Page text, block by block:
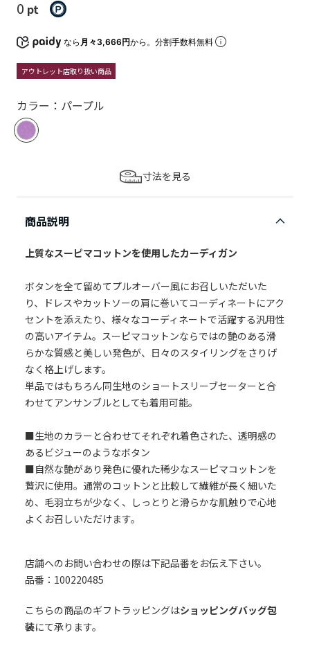
0 pt
なら 月々3,666円から。分割手数料無料
アウトレット店取り扱い商品
カラー：パープル
寸法を見る
商品説明
上質なスーピマコットンを使用したカーディガン
ボタンを全て留めてプルオーバー風にお召しいただいた
り、ドレスやカットソーの肩に巻いてコーディネートにアク
セントを添えたり、様々なコーディネートで活躍する汎用性
の高いアイテム。スーピマコットンならではの艶のある滑
らかな質感と美しい発色が、日々のスタイリングをさりげ
なく格上げします。
単品ではもちろん同生地のショートスリーブセーターと合
わせてアンサンブルとしても着用可能。
■生地のカラーと合わせてそれぞれ着色された、透明感の
あるビジューのようなボタン
■自然な艶があり発色に優れた稀少なスーピマコットンを
贅沢に使用。通常のコットンと比較して繊維が長く細いた
め、毛羽立ちが少なく、しっとりと滑らかな肌触りで心地
よくお召しいただけます。
店舗へのお問い合わせの際は下記品番をお伝え下さい。
品番：100220485
こちらの商品のギフトラッピングはショッピングバッグ包
装にて承ります。